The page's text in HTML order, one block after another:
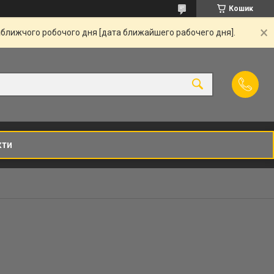
Кошик
робочого дня [дата ближайшего рабочего дня].